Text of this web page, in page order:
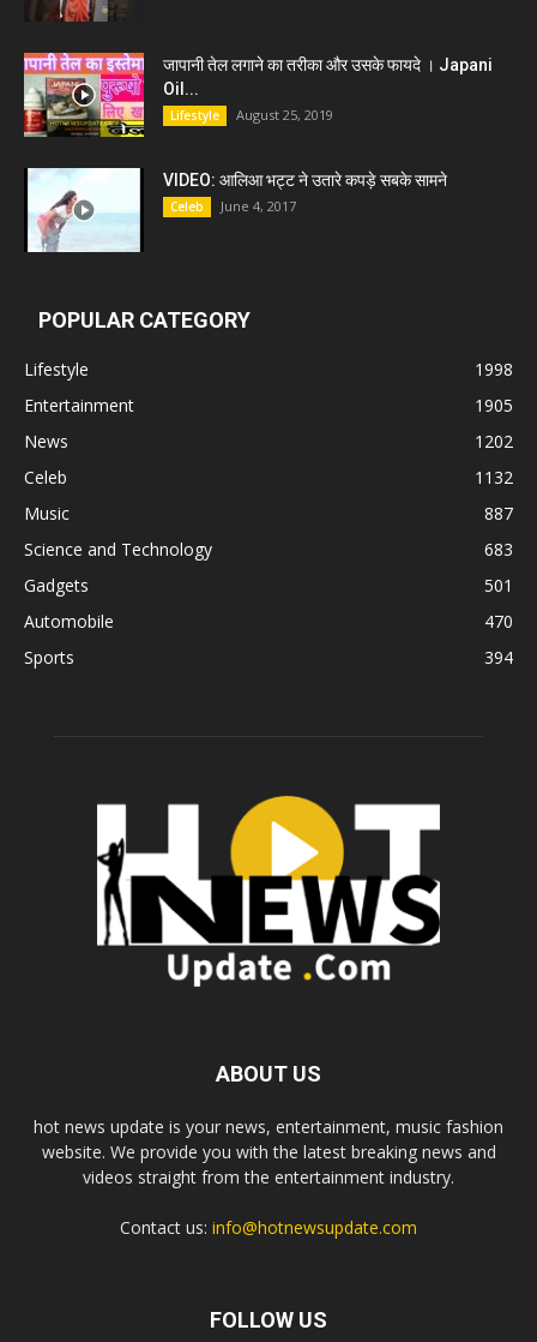
जापानी तेल लगाने का तरीका और उसके फायदे । Japani
Oil...
Lifestyle August 25, 2019
VIDEO: आलिआ भट्ट ने उतारे कपड़े सबके सामने
Celeb June 4, 2017
POPULAR CATEGORY
Lifestyle
1998
Entertainment
1905
News
1202
Celeb
1132
Music
887
Science and Technology
683
Gadgets
501
Automobile
470
Sports
394
ABOUT US
hot news update is your news, entertainment, music fashion
website. We provide you with the latest breaking news and
videos straight from the entertainment industry.
Contact us: info@hotnewsupdate.com
FOLLOW US